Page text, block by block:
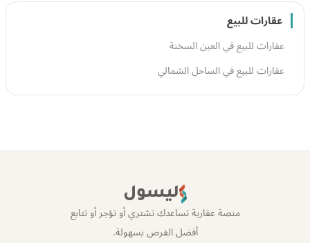
عقارات للبيع
عقارات للبيع في العين السخنة
عقارات للبيع في الساحل الشمالي
ليسول
منصة عقارية تساعدك تشتري أو تؤجر أو تتابع
أفضل الفرص بسهولة.